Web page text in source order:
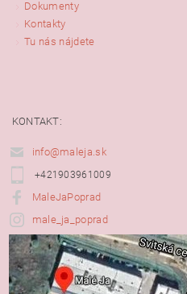
Dokumenty
Kontakty
Tu nás nájdete
KONTAKT:
info@maleja.sk
+421903961009
MaleJaPoprad
male_ja_poprad